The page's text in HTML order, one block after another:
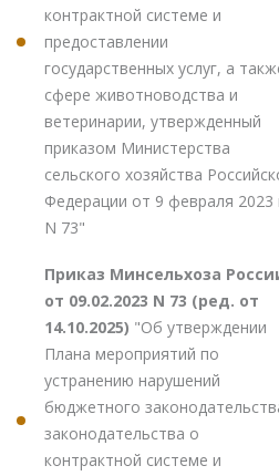
контрактной системе и
предоставлении
государственных услуг, а
сфере животноводства и
ветеринарии, утвержденный
приказом Министерства
сельского хозяйства
Федерации от 9 февраля 2023
N 73"
Приказ Минсельхоза
от 09.02.2023 N 73 (ред. от
14.10.2025) "Об утверждении
Плана мероприятий по
устранению нарушений
бюджетного
законодательства о
контрактной системе и